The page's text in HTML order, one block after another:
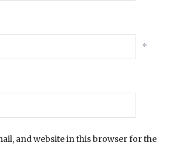
*
and website in this browser for the